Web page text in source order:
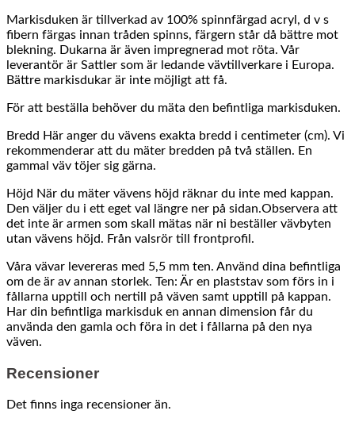
Markisduken är tillverkad av 100% spinnfärgad acryl, d v s
fibern färgas innan tråden spinns, färgern står då bättre mot
blekning. Dukarna är även impregnerad mot röta. Vår
leverantör är Sattler som är ledande vävtillverkare i Europa.
Bättre markisdukar är inte möjligt att få.
För att beställa behöver du mäta den befintliga markisduken.
Bredd Här anger du vävens exakta bredd i centimeter (cm). Vi
rekommenderar att du mäter bredden på två ställen. En
gammal väv töjer sig gärna.
Höjd När du mäter vävens höjd räknar du inte med kappan.
Den väljer du i ett eget val längre ner på sidan.Observera att
det inte är armen som skall mätas när ni beställer vävbyten
utan vävens höjd. Från valsrör till frontprofil.
Våra vävar levereras med 5,5 mm ten. Använd dina befintliga
om de är av annan storlek. Ten: Är en plaststav som förs in i
fållarna upptill och nertill på väven samt upptill på kappan.
Har din befintliga markisduk en annan dimension får du
använda den gamla och föra in det i fållarna på den nya
väven.
Recensioner
Det finns inga recensioner än.